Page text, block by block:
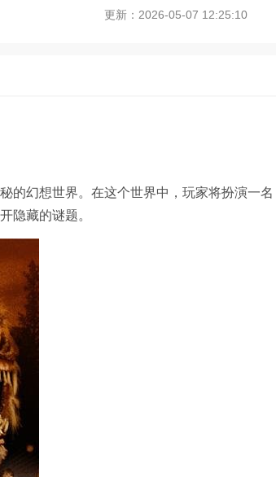
更新：2026-05-07 12:25:10
的幻想世界。在这个世界中，玩家将扮演一名
隐藏的谜题。